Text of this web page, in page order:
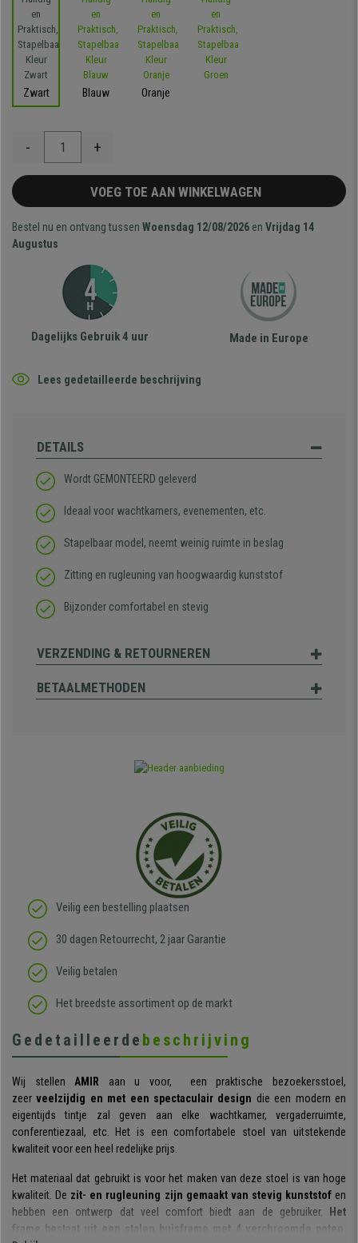
Zwart Blauw Oranje
- +
VOEG TOE AAN WINKELWAGEN
Bestel nu en ontvang tussen Woensdag 12/08/2026 en Vrijdag 14
Augustus
Dagelijks Gebruik 4 uur Made in Europe
Lees gedetailleerde beschrijving
DETAILS
Wordt GEMONTEERD geleverd
Ideaal voor wachtkamers, evenementen, etc.
Stapelbaar model, neemt weinig ruimte in beslag
Zitting en rugleuning van hoogwaardig kunststof
Bijzonder comfortabel en stevig
VERZENDING & RETOURNEREN
BETAALMETHODEN
Veilig een bestelling plaatsen
30 dagen Retourrecht, 2 jaar Garantie
Veilig betalen
Het breedste assortiment op de markt
Gedetailleerde beschrijving
Wij stellenAMIR aan u voor, een praktische bezoekersstoel,
zeerveelzijdig en met een spectaculair design die een modern en
eigentijds tintje zal geven aan elke wachtkamer, vergaderruimte,
conferentiezaal, etc. Het is een comfortabele stoel van uitstekende
kwaliteit voor een heel redelijke prijs.
Het materiaal dat gebruikt is voor het maken van deze stoel is van hoge
kwaliteit. De zit- en rugleuning zijn gemaakt van stevig kunststofen
hebben een ontwerp dat veel comfort biedt aan de gebruiker. Het
frame bestaat uit een stalen buisframe met 4 verchroomde poten